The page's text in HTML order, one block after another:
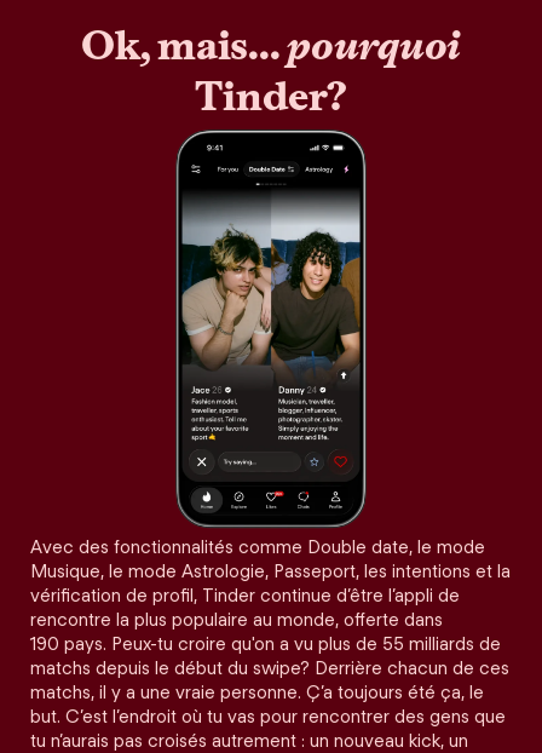
Ok, mais...pourquoi
Tinder?
Avec des fonctionnalités comme Double date, le mode
Musique, le mode Astrologie, Passeport, les intentions et la
vérification de profil, Tinder continue d’être l’appli de
rencontre la plus populaire au monde, offerte dans
190 pays. Peux-tu croire qu'on a vu plus de 55 milliards de
matchs depuis le début du swipe? Derrière chacun de ces
matchs, il y a une vraie personne. Ç’a toujours été ça, le
but. C’est l’endroit où tu vas pour rencontrer des gens que
tu n’aurais pas croisés autrement : un nouveau kick, un